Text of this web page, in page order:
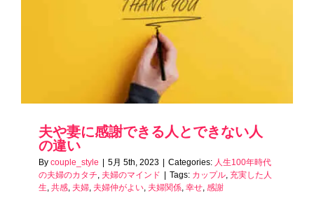
夫や妻に感謝できる人とできない人
の違い
By couple_style | 5月 5th, 2023 | Categories: 人生100年時代
の夫婦のカタチ 夫婦のマインド | Tags: カップル 充実した人
生 共感 夫婦 夫婦仲がよい 夫婦関係 幸せ 感謝